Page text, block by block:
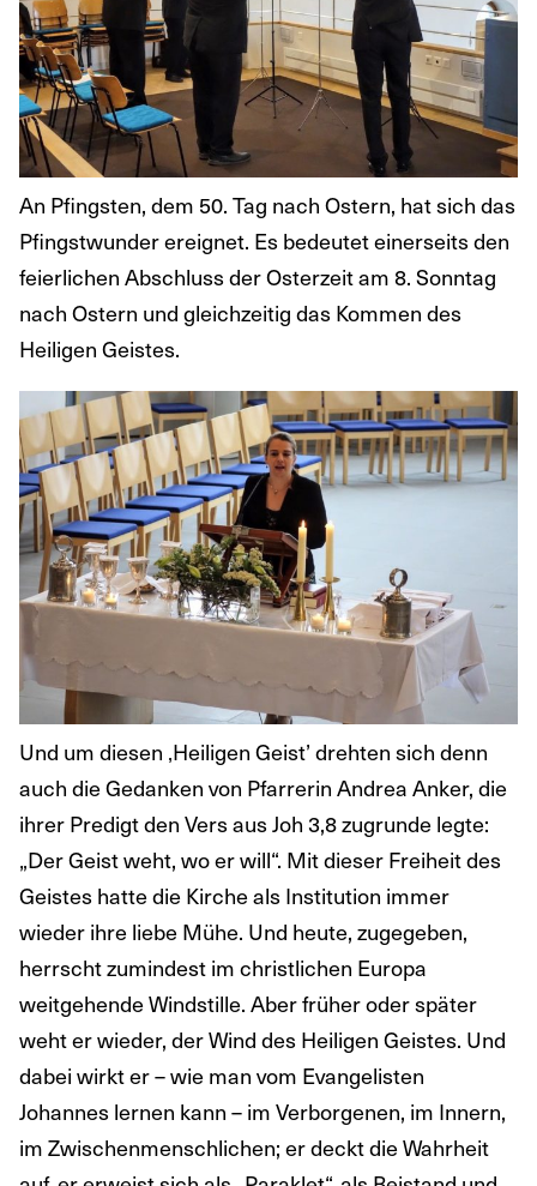
An Pfingsten, dem 50. Tag nach Ostern, hat sich das
Pfingstwunder ereignet. Es bedeutet einerseits den
feierlichen Abschluss der Osterzeit am 8. Sonntag
nach Ostern und gleichzeitig das Kommen des
Heiligen Geistes.
Und um diesen ‚Heiligen Geist’ drehten sich denn
auch die Gedanken von Pfarrerin Andrea Anker, die
ihrer Predigt den Vers aus Joh 3,8 zugrunde legte:
„Der Geist weht, wo er will“. Mit dieser Freiheit des
Geistes hatte die Kirche als Institution immer
wieder ihre liebe Mühe. Und heute, zugegeben,
herrscht zumindest im christlichen Europa
weitgehende Windstille. Aber früher oder später
weht er wieder, der Wind des Heiligen Geistes. Und
dabei wirkt er – wie man vom Evangelisten
Johannes lernen kann – im Verborgenen, im Innern,
im Zwischenmenschlichen; er deckt die Wahrheit